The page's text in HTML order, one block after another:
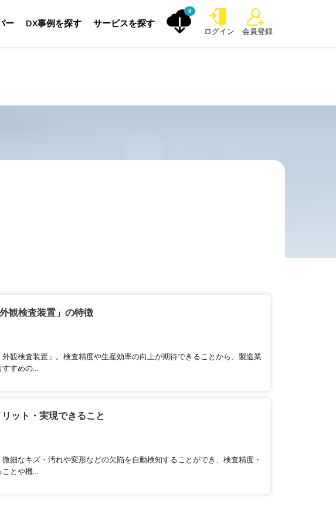
ー DX事例を探す サービスを探す
0
ログイン 会員登録
観検査装置」の特徴
観検査装置」。検査精度や生産効率の向上が期待できることから、製造業
すめの...
ット・実現できること
細なキズ・汚れや変形などの欠陥を自動検知することができ、検査精度・
とや機...